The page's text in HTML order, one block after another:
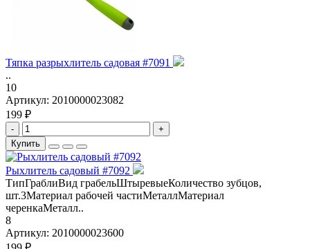
Тяпка разрыхлитель садовая #7091
..
10
Артикул: 2010000023082
199 ₽
-
+
Купить
Рыхлитель садовый #7092
ТипГраблиВид грабельШтыревыеКоличество зубцов,
шт.3Материал рабочей частиМеталлМатериал
черенкаМеталл..
8
Артикул: 2010000023600